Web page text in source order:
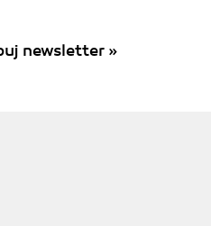
newsletter »